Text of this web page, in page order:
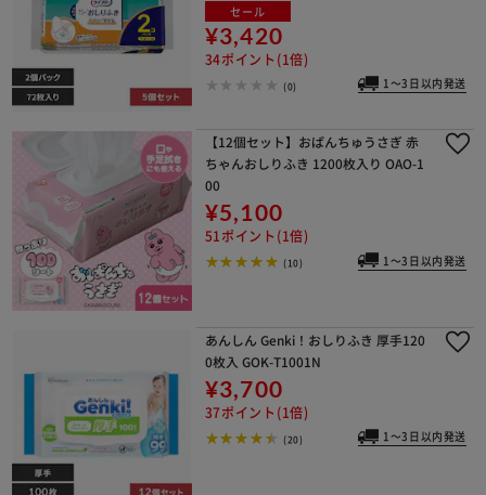
セール
¥3,420
34ポイント(1倍)
(0) 1～3日以内発送
【12個セット】おぱんちゅうさぎ 赤
ちゃんおしりふき 1200枚入り OAO-1
00
¥5,100
51ポイント(1倍)
(10) 1～3日以内発送
あんしん Genki！おしりふき 厚手120
0枚入 GOK-T1001N
¥3,700
37ポイント(1倍)
(20) 1～3日以内発送